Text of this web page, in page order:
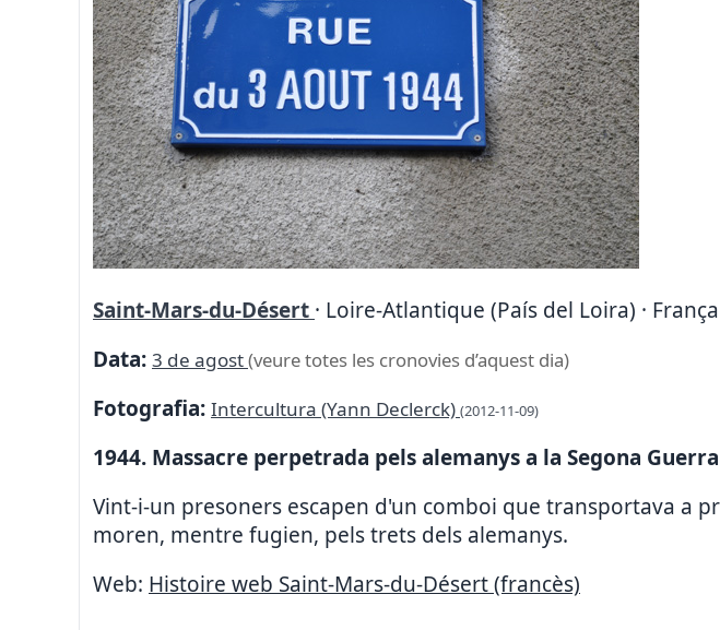
Saint-Mars-du-Désert · Loire-Atlantique (País del Loira) · França
Data: 3 de agost(veure totes les cronovies d’aquest dia)
Fotografia: Intercultura (Yann Declerck) (2012-11-09)
1944. Massacre perpetrada pels alemanys a la Segona
Vint-i-un presoners escapen d'un comboi que transportava a
moren, mentre fugien, pels trets dels alemanys.
Web: Histoire web Saint-Mars-du-Désert (francès)